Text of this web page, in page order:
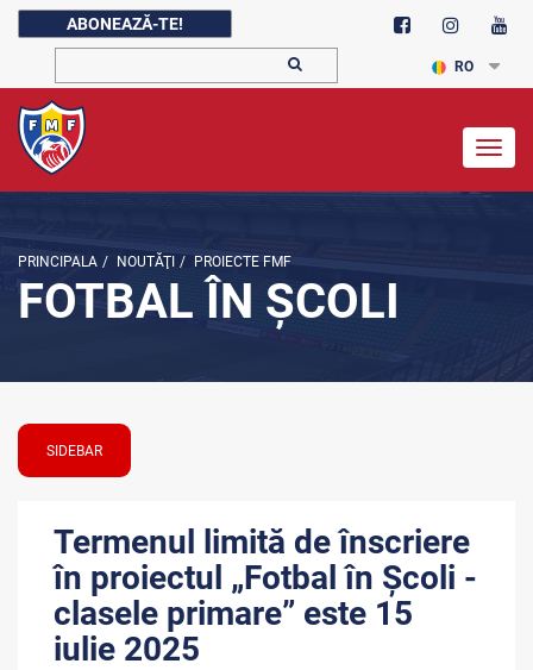
ABONEAZĂ-TE!
RO
PRINCIPALA / NOUTĂŢI / PROIECTE FMF
FOTBAL ÎN ȘCOLI
SIDEBAR
Termenul limită de înscriere
în proiectul „Fotbal în Școli -
clasele primare” este 15
iulie 2025